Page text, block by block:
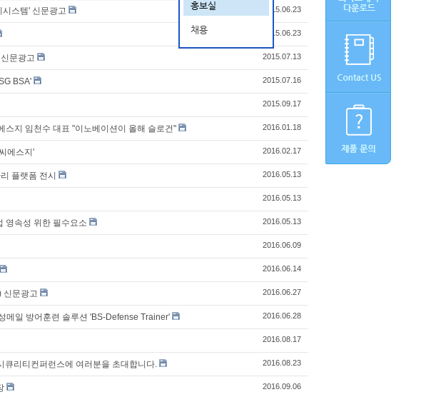
홍보실
채용
스템' 신문광고 2015.06.23
2015.06.23
문광고 2015.07.13
BSA' 2015.07.16
2015.09.17
스지 임천수 대표 "이노베이션이 올해 슬로건" 2016.01.18
에스지' 2016.02.17
플랫폼 전시 2016.05.13
2016.05.13
영속성 위한 필수요소 2016.05.13
2016.06.09
2016.06.14
신문광고 2016.06.27
메일 방어훈련 솔루션 'BS-Defense Trainer' 2016.06.28
2016.08.17
큐리티컨퍼런스에 여러분을 초대합니다. 2016.08.23
2016.09.06